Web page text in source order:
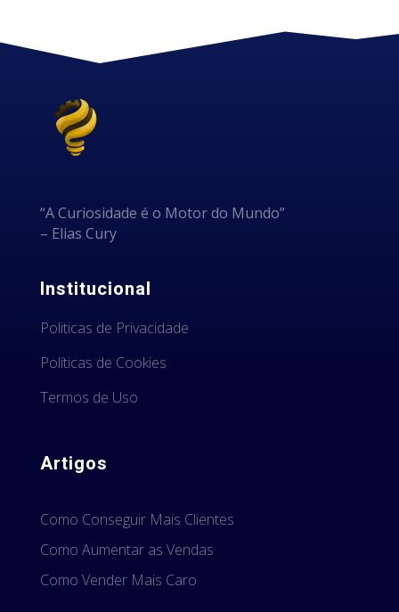
“A Curiosidade é o Motor do Mundo”
– Elias Cury
Institucional
Politicas de Privacidade
Políticas de Cookies
Termos de Uso
Artigos
Como Conseguir Mais Clientes
Como Aumentar as Vendas
Como Vender Mais Caro